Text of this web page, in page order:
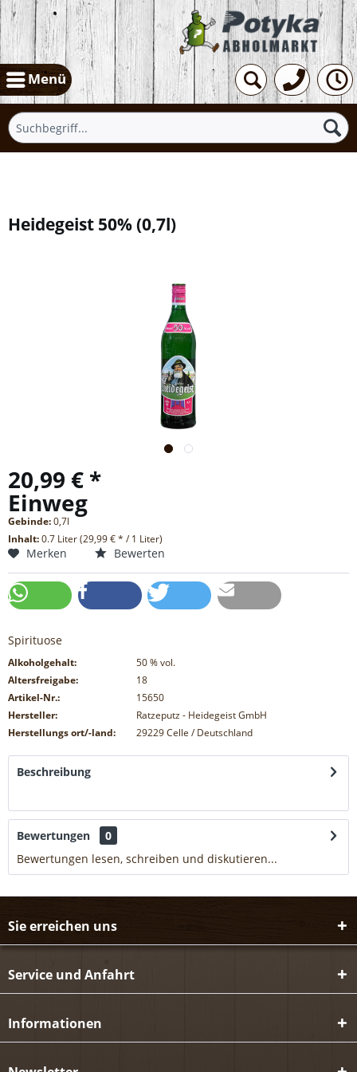
Menü
Heidegeist 50%(0,7l)
20,99 € *
Einweg
Gebinde:0,7l
Inhalt:0.7 Liter (29,99 € * / 1 Liter)
Merken Bewerten
Spirituose
Alkoholgehalt: 50% vol.
Altersfreigabe:
18
Artikel-Nr.:
15650
Hersteller:
Ratzeputz - Heidegeist GmbH
Herstellungs ort/-land:
29229 Celle / Deutschland
Beschreibung
Bewertungen
0
Bewertungen lesen, schreiben und diskutieren...
Sie erreichen uns
Service und Anfahrt
Informationen